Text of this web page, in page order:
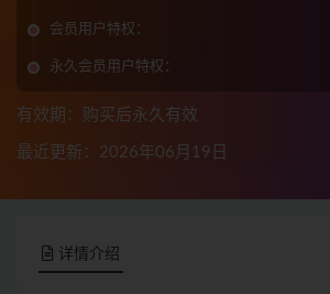
会员用户特权：
永久会员用户特权：
有效期：购买后永久有效
最近更新：2026年06月19日
详情介绍